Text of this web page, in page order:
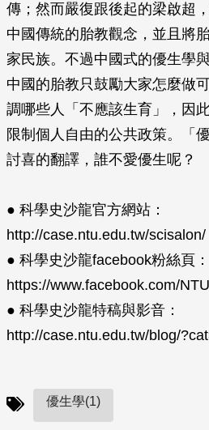
傳；然而嚴復跟後起的梁啟超
中國傳統的胎教觀念，並且將
家民族。不過中國式的優生學
中國的胎教只鼓勵大家怎麼做
調哪些人「不應該生育」，因
限制個人自由的公共政策。「
討喜的翻譯，誰不愛優生呢？
● 科學史沙龍官方網站：
http://case.ntu.edu.tw/scisalon/
● 科學史沙龍facebook粉絲頁：
https://www.facebook.com/
● 科學史沙龍特稿與影音：
http://case.ntu.edu.tw/blog/
優生學(1)